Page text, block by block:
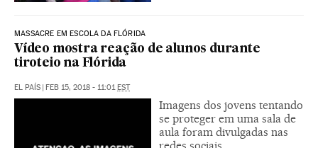
MASSACRE EM ESCOLA DA FLÓRIDA
Vídeo mostra reação de alunos durante
tiroteio na Flórida
EL PAÍS | FEB 15, 2018 - 11:01EST
Imagens dos jovens tentando
se proteger em uma sala de
aula foram divulgadas nas